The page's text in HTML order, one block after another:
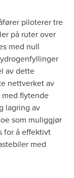
piloterer tre
på ruter over
med null
av dette
nettverket av
med flytende
lagring av
som muliggjør
for å effektivt
med